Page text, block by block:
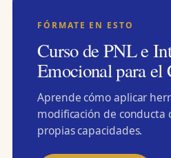
FÓRMATE EN ESTO
Curso de PNL e
Emocional para el
Aprende cómo aplicar
modificación de conducta
propias capacidades.